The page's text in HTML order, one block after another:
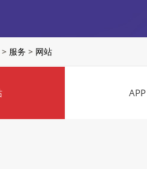
> 服务 > 网站
APP